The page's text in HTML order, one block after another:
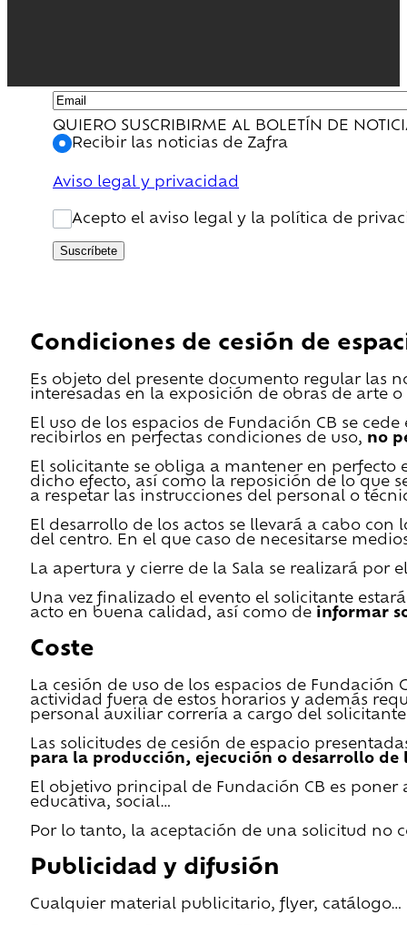
QUIERO SUSCRIBIRME AL BOLETÍN DE
Recibir las noticias de Zafra
Aviso legal y privacidad
Acepto el aviso legal y la política de
Suscríbete
Condiciones de cesión de
Es objeto del presente documento regular las
interesadas en la exposición de obras de arte
El uso de los espacios de Fundación CB se
recibirlos en perfectas condiciones de uso, no
El solicitante se obliga a mantener en perfecto
dicho efecto, así como la reposición de lo que
a respetar las instrucciones del personal o
El desarrollo de los actos se llevará a cabo
del centro. En el que caso de necesitarse
La apertura y cierre de la Sala se realizará por
Una vez finalizado el evento el solicitante
acto en buena calidad, así como de informar
Coste
La cesión de uso de los espacios de
actividad fuera de estos horarios y además
personal auxiliar correría a cargo del
Las solicitudes de cesión de espacio
para la producción, ejecución o desarrollo de
El objetivo principal de Fundación CB es
educativa, social…
Por lo tanto, la aceptación de una solicitud
Publicidad y difusión
Cualquier material publicitario, flyer, catálogo…